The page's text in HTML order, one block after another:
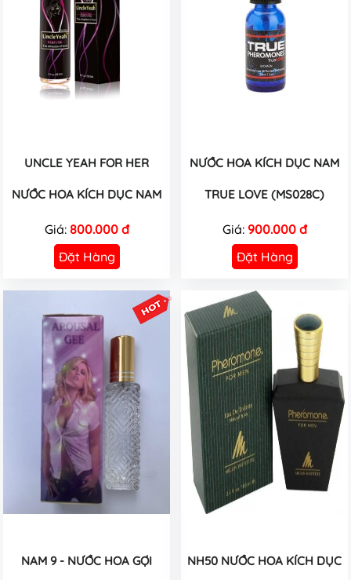
UNCLE YEAH FOR HER
NƯỚC HOA KÍCH DỤC NAM
Giá: 800.000 đ
Đặt Hàng
NƯỚC HOA KÍCH DỤC NAM
TRUE LOVE (MS028C)
Giá: 900.000 đ
Đặt Hàng
NAM 9 - NƯỚC HOA GỢI NH50 NƯỚC HOA KÍCH DỤC